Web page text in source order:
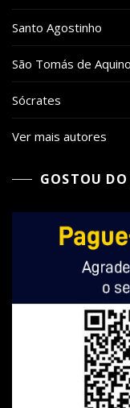
Santo Agostinho
São Tomás de Aquino
Sócrates
Ver mais autores
GOSTOU